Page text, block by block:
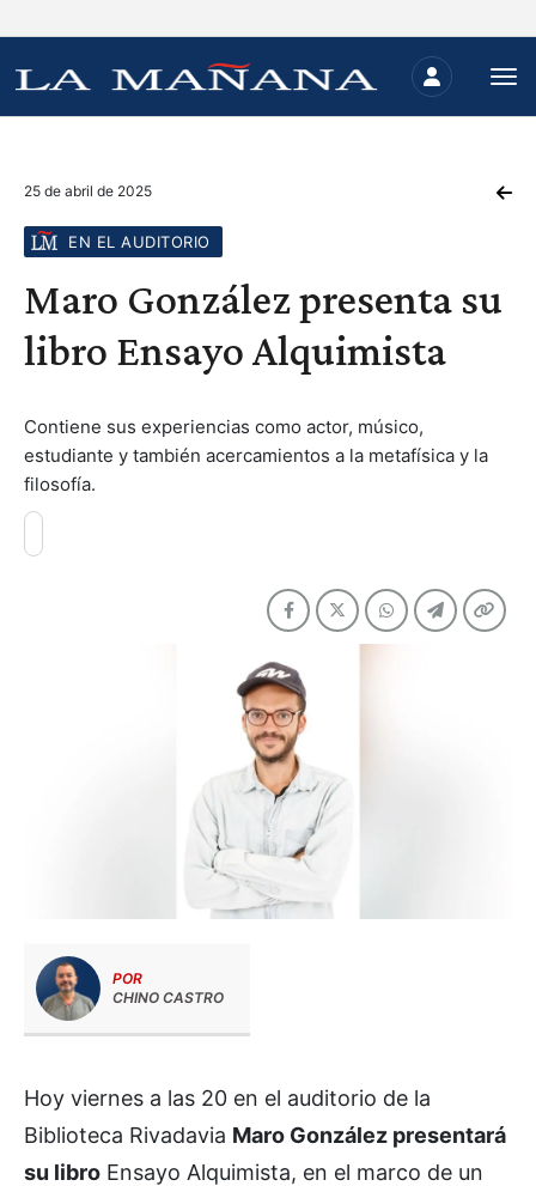
25 de abril de 2025
EN EL AUDITORIO
Maro González presenta su
libro Ensayo Alquimista
Contiene sus experiencias como actor, músico,
estudiante y también acercamientos a la metafísica y la
filosofía.
POR
CHINO CASTRO
Hoy viernes a las 20 en el auditorio de la
Biblioteca Rivadavia Maro González presentará
su libro Ensayo Alquimista, en el marco de un